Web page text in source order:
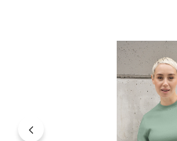
Bildergalerie überspringen